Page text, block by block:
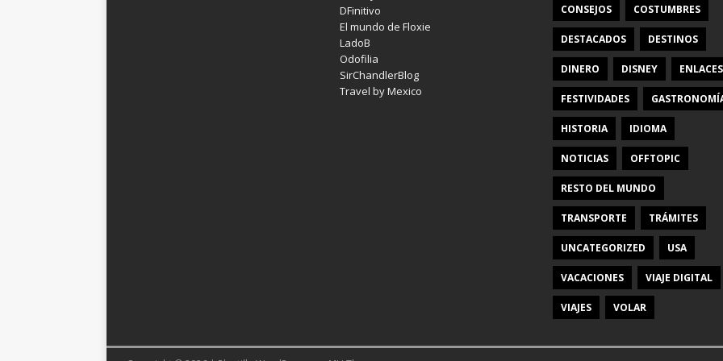
DFinitivo
El mundo de Floxie
LadoB
Odofilia
SirChandlerBlog
Travel by Mexico
CONSEJOS COSTUMBRES
DESTACADOS DESTINOS
DINERO DISNEY ENLACES
FESTIVIDADES
HISTORIA IDIOMA
NOTICIAS OFFTOPIC
RESTO DEL MUNDO
TRANSPORTE TRÁMITES
UNCATEGORIZED USA
VACACIONES VIAJE DIGITAL
VIAJES VOLAR